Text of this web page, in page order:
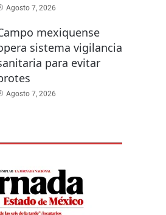
Agosto 7, 2026
mexiquense
sistema vigilancia
para evitar
Agosto 7, 2026